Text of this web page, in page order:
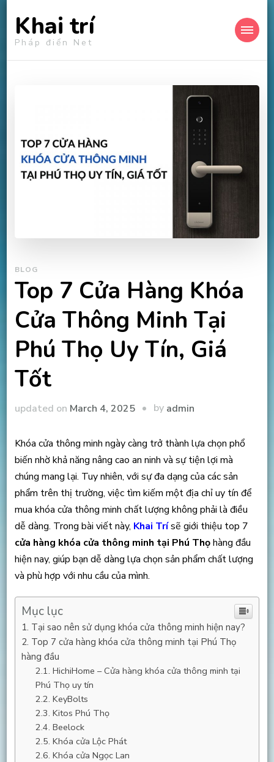
Khai trí
Pháp điển Net
BLOG
Top 7 Cửa Hàng Khóa
Cửa Thông Minh Tại
Phú Thọ Uy Tín, Giá
Tốt
updated on March 4, 2025 by admin
Khóa cửa thông minh ngày càng trở thành lựa chọn phổ
biến nhờ khả năng nâng cao an ninh và sự tiện lợi mà
chúng mang lại. Tuy nhiên, với sự đa dạng của các sản
phẩm trên thị trường, việc tìm kiếm một địa chỉ uy tín để
mua khóa cửa thông minh chất lượng không phải là điều
dễ dàng. Trong bài viết này, Khai Trísẽ giới thiệu top 7
cửa hàng khóa cửa thông minh tại Phú Thọhàng đầu
hiện nay, giúp bạn dễ dàng lựa chọn sản phẩm chất lượng
và phù hợp với nhu cầu của mình.
Mục lục
Tại sao nên sử dụng khóa cửa thông minh hiện nay?
Top 7 cửa hàng khóa cửa thông minh tại Phú Thọ
hàng đầu
HichiHome – Cửa hàng khóa cửa thông minh tại
Phú Thọ uy tín
KeyBolts
Kitos Phú Thọ
Beelock
Khóa cửa Lộc Phát
Khóa cửa Ngọc Lan